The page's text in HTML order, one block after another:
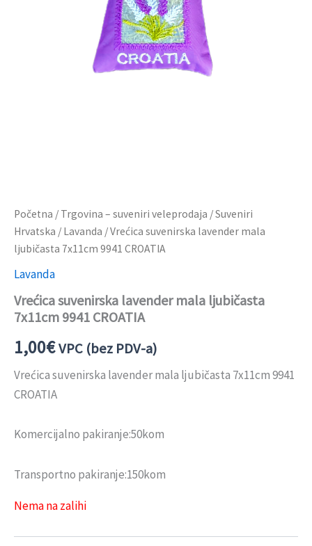
Početna / Trgovina – suveniri veleprodaja /Suveniri
Hrvatska / Lavanda / Vrećica suvenirska lavender mala
ljubičasta 7x11cm 9941 CROATIA
Lavanda
Vrećica suvenirska lavender mala ljubičasta
7x11cm 9941 CROATIA
1,00€VPC (bez PDV-a)
Vrećica suvenirska lavender mala ljubičasta 7x11cm 9941
CROATIA
Komercijalno pakiranje:50kom
Transportno pakiranje:150kom
Nema na zalihi